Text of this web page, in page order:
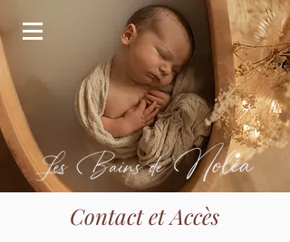
Contact et Accès